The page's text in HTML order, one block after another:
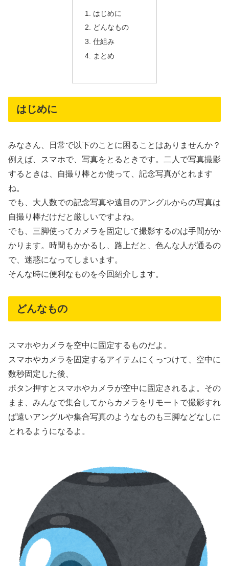
はじめに
どんなもの
仕組み
まとめ
はじめに
みなさん、日常で以下のことに困ることはありませんか？
例えば、スマホで、写真をとるときです。二人で写真撮影
するときは、自撮り棒とか使って、記念写真がとれます
ね。
でも、大人数での記念写真や遠目のアングルからの写真は
自撮り棒だけだと厳しいですよね。
でも、三脚使ってカメラを固定して撮影するのは手間がか
かります。時間もかかるし、路上だと、色んな人が通るの
で、迷惑になってしまいます。
そんな時に便利なものを今回紹介します。
どんなもの
スマホやカメラを空中に固定するものだよ。
スマホやカメラを固定するアイテムにくっつけて、空中に
数秒固定した後、
ボタン押すとスマホやカメラが空中に固定されるよ。その
まま、みんなで集合してからカメラをリモートで撮影すれ
ば遠いアングルや集合写真のようなものも三脚などなしに
とれるようになるよ。